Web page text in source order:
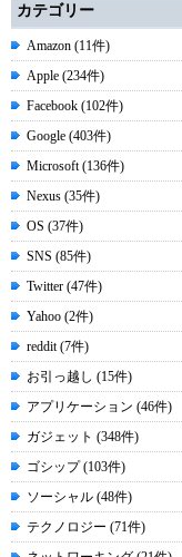
カテゴリー
Amazon (11件)
Apple (234件)
Facebook (102件)
Google (403件)
Microsoft (136件)
Nexus (35件)
OS (37件)
SNS (85件)
Twitter (47件)
Yahoo (2件)
reddit (7件)
お引っ越し (15件)
アプリケーション (46件)
ガジェット (348件)
ゴシップ (103件)
ソーシャル (48件)
テクノロジー (71件)